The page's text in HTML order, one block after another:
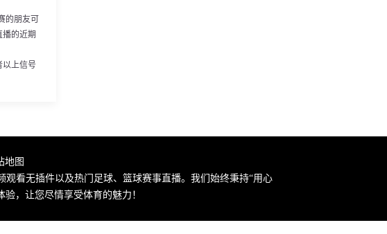
的朋友可
播的近期
以上信号
地图
看无插件以及热门足球、篮球赛事直播。我们始终秉持“用心
，让您尽情享受体育的魅力！